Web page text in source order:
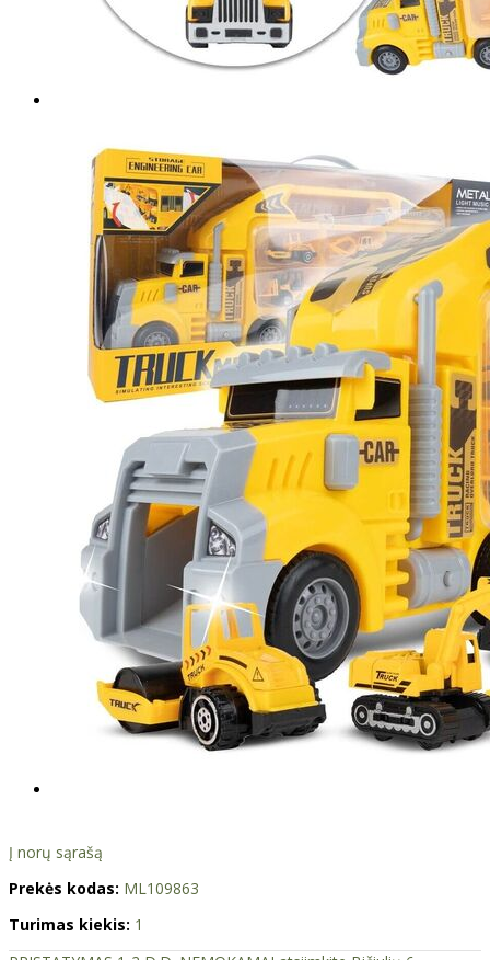
Į norų sąrašą
Prekės kodas: ML109863
Turimas kiekis: 1